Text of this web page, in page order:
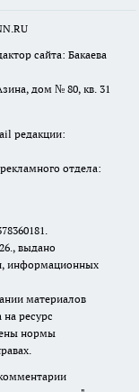
сайта: Бакаева
дом № 80, кв. 31
редакции:
отдела:
выдано
информационных
материалов
ресурс
нормы